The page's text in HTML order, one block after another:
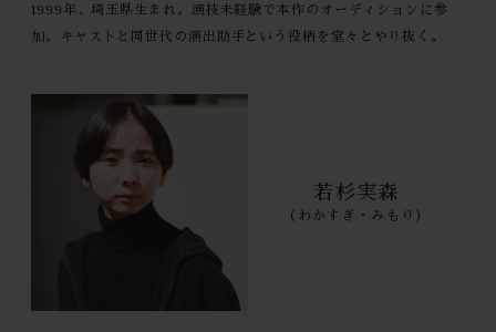
1999年、埼玉県生まれ。演技未経験で本作のオーディションに参
加。キャストと同世代の演出助手という役柄を堂々とやり抜く。
若杉実森
（わかすぎ・みもり）